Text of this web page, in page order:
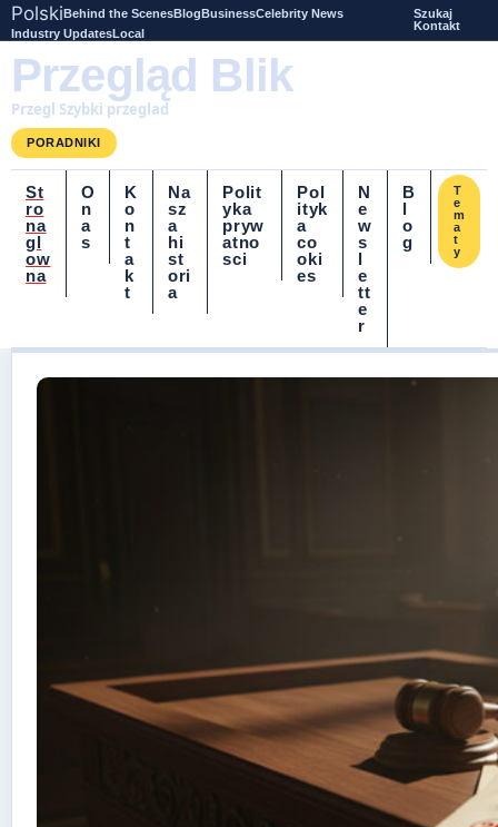
PolskiBehind the ScenesBlogBusinessCelebrity News
Industry UpdatesLocal
Szukaj
Kontakt
Przegląd Blik
Przegl Szybki przeglad
PORADNIKI
St
ro
na
gl
ow
na
O
n
a
s
K
o
n
t
a
k
t
Na
sz
a
hi
st
ori
a
Polit
yka
pryw
atno
sci
Pol
ityk
a
co
oki
es
N
e
w
s
l
e
tt
e
r
B
l
o
g
T
e
m
a
t
y